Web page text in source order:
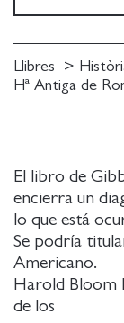
El libro de
encierra un
lo que está
Se podría
Americano.
Harold Bloom
de los
Llibres
Hª Antiga de